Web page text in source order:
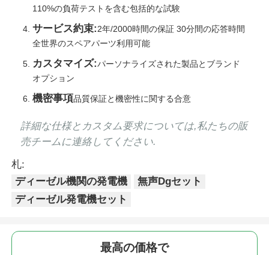
110%の負荷テストを含む包括的な試験
サービス約束:2年/2000時間の保証 30分間の応答時間
全世界のスペアパーツ利用可能
カスタマイズ:パーソナライズされた製品とブランド
オプション
機密事項品質保証と機密性に関する合意
詳細な仕様とカスタム要求については,私たちの販
売チームに連絡してください.
札:
ディーゼル機関の発電機
無声Dgセット
ディーゼル発電機セット
最高の価格で